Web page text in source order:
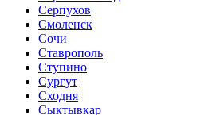
Серпухов
Смоленск
Сочи
Ставрополь
Ступино
Сургут
Сходня
Сыктывкар